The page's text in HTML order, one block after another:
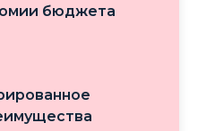
бюджета